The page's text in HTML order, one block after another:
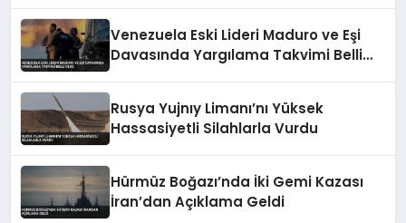
Venezuela Eski Lideri Maduro ve Eşi
Davasında Yargılama Takvimi Belli
Rusya Yujnıy Limanı’nı Yüksek
Hassasiyetli Silahlarla Vurdu
Hürmüz Boğazı’nda İki Gemi Kazası
İran’dan Açıklama Geldi